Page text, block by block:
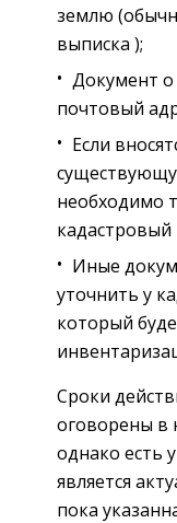
землю
выписка );
Документ о
почтовый
Если
необходимо
кадастровый
Иные
уточнить у
который
Сроки
оговорены в
однако есть
является
пока